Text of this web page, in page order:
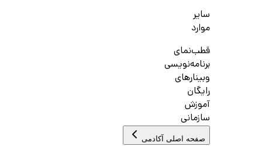
سایر
موارد
قطب‌نمای
برنامه‌نویسی
وبینارهای
رایگان
آموزش
سازمانی
صفحه اصلی آکادمی